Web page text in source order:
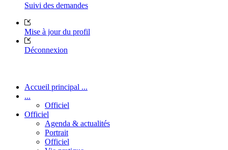
Suivi des demandes
Mise à jour du profil
Déconnexion
Accueil principal ...
...
Officiel
Officiel
Agenda & actualités
Portrait
Officiel